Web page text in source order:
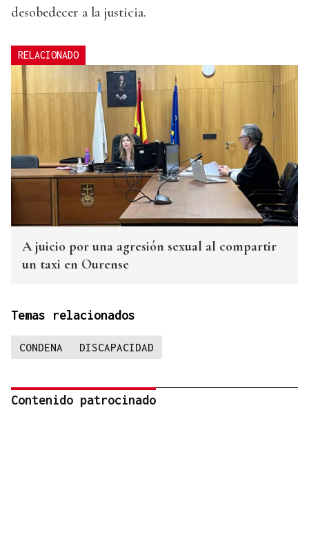
desobedecer a la justicia.
RELACIONADO
A juicio por una agresión sexual al compartir
un taxi en Ourense
Temas relacionados
CONDENA DISCAPACIDAD
Contenido patrocinado